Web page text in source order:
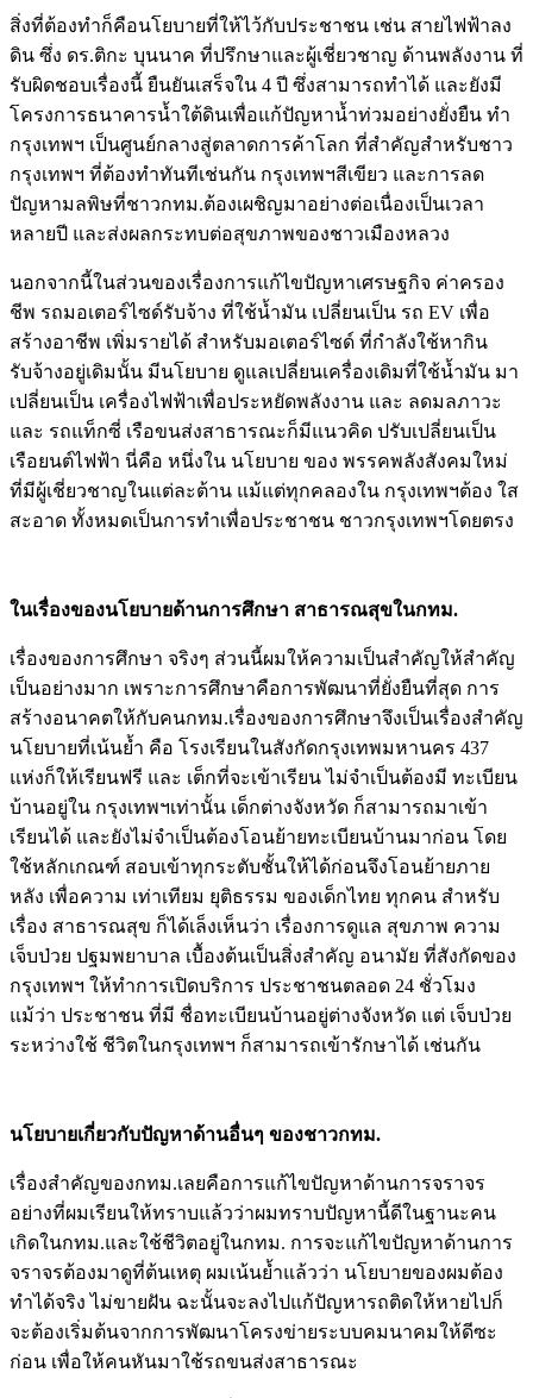
สิ่งที่ต้องทำก็คือนโยบายที่ให้ไว้กับประชาชน เช่น สายไฟฟ้าลง
ดิน ซึ่ง ดร.ติกะ บุนนาค ที่ปรึกษาและผู้เชี่ยวชาญ ด้านพลังงาน ที่
รับผิดชอบเรื่องนี้ ยืนยันเสร็จใน 4 ปี ซึ่งสามารถทำได้ และยังมี
โครงการธนาคารน้ำใต้ดินเพื่อแก้ปัญหาน้ำท่วมอย่างยั่งยืน ทำ
กรุงเทพฯ เป็นศูนย์กลางสู่ตลาดการค้าโลก ที่สำคัญสำหรับชาว
กรุงเทพฯ ที่ต้องทำทันทีเช่นกัน กรุงเทพฯสีเขียว และการลด
ปัญหามลพิษที่ชาวกทม.ต้องเผชิญมาอย่างต่อเนื่องเป็นเวลา
หลายปี และส่งผลกระทบต่อสุขภาพของชาวเมืองหลวง
นอกจากนี้ในส่วนของเรื่องการแก้ไขปัญหาเศรษฐกิจ ค่าครอง
ชีพ รถมอเตอร์ไซด์รับจ้าง ที่ใช้น้ำมัน เปลี่ยนเป็น รถ EV เพื่อ
สร้างอาชีพ เพิ่มรายได้ สำหรับมอเตอร์ไซด์ ที่กำลังใช้หากิน
รับจ้างอยู่เดิมนั้น มีนโยบาย ดูแลเปลี่ยนเครื่องเดิมที่ใช้น้ำมัน มา
เปลี่ยนเป็น เครื่องไฟฟ้าเพื่อประหยัดพลังงาน และ ลดมลภาวะ
และ รถแท็กซี่ เรือขนส่งสาธารณะก็มีแนวคิด ปรับเปลี่ยนเป็น
เรือยนต์ไฟฟ้า นี่คือ หนึ่งใน นโยบาย ของ พรรคพลังสังคมใหม่
ที่มีผู้เชี่ยวชาญในแต่ละต้าน แม้แต่ทุกคลองใน กรุงเทพฯต้อง ใส
สะอาด ทั้งหมดเป็นการทำเพื่อประชาชน ชาวกรุงเทพฯโดยตรง
ในเรื่องของนโยบายด้านการศึกษา สาธารณสุขในกทม.
เรื่องของการศึกษา จริงๆ ส่วนนี้ผมให้ความเป็นสำคัญให้สำคัญ
เป็นอย่างมาก เพราะการศึกษาคือการพัฒนาที่ยั่งยืนที่สุด การ
สร้างอนาคตให้กับคนกทม.เรื่องของการศึกษาจึงเป็นเรื่องสำคัญ
นโยบายที่เน้นย้ำ คือ โรงเรียนในสังกัดกรุงเทพมหานคร 437
แห่งก็ให้เรียนฟรี และ เต็กที่จะเข้าเรียน ไม่จำเป็นต้องมี ทะเบียน
บ้านอยู่ใน กรุงเทพฯเท่านั้น เด็กต่างจังหวัด ก็สามารถมาเข้า
เรียนได้ และยังไม่จำเป็นต้องโอนย้ายทะเบียนบ้านมาก่อน โดย
ใช้หลักเกณฑ์ สอบเข้าทุกระตับชั้นให้ได้ก่อนจึงโอนย้ายภาย
หลัง เพื่อความ เท่าเทียม ยุติธรรม ของเด็กไทย ทุกคน สำหรับ
เรื่อง สาธารณสุข ก็ได้เล็งเห็นว่า เรื่องการดูแล สุขภาพ ความ
เจ็บป่วย ปฐมพยาบาล เบื้องต้นเป็นสิ่งสำคัญ อนามัย ที่สังกัดของ
กรุงเทพฯ ให้ทำการเปิดบริการ ประชาชนตลอด 24 ชั่วโมง
แม้ว่า ประชาชน ที่มี ชื่อทะเบียนบ้านอยู่ต่างจังหวัด แต่ เจ็บป่วย
ระหว่างใช้ ชีวิตในกรุงเทพฯ ก็สามารถเข้ารักษาได้ เช่นกัน
นโยบายเกี่ยวกับปัญหาด้านอื่นๆ ของชาวกทม.
เรื่องสำคัญของกทม.เลยคือการแก้ไขปัญหาด้านการจราจร
อย่างที่ผมเรียนให้ทราบแล้วว่าผมทราบปัญหานี้ดีในฐานะคน
เกิดในกทม.และใช้ชีวิตอยู่ในกทม. การจะแก้ไขปัญหาด้านการ
จราจรต้องมาดูที่ต้นเหตุ ผมเน้นย้ำแล้วว่า นโยบายของผมต้อง
ทำได้จริง ไม่ขายฝัน ฉะนั้นจะลงไปแก้ปัญหารถติดให้หายไปก็
จะต้องเริ่มต้นจากการพัฒนาโครงข่ายระบบคมนาคมให้ดีซะ
ก่อน เพื่อให้คนหันมาใช้รถขนส่งสาธารณะ